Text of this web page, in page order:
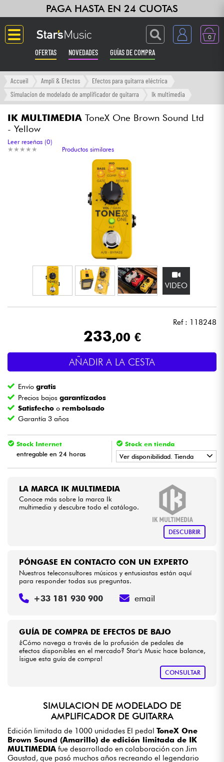
PAGA HASTA EN 24 CUOTAS
0
OFERTAS NOVEDADES GUÍAS DE COMPRA
Langue
Ampli & Efectos
Sintetizadores & samplers
Batería y percusión
Vientos
Violines y cuarteto
Niños
HiFi
Accueil Ampli & Efectos
Efectos para guitarra eléctrica
Simulacion de modelado de amplificador de guitarra
Ik multimedia
IK MULTIMEDIA ToneX One Brown Sound Ltd
- Yellow
★ ★ ★ ★ ★
★ ★ ★ ★ ★
Leer reseñas (0)
Productos similares
VIDEO
Ref : 118248
233,00 €
AÑADIR A LA CESTA
Envíogratis
Precios bajosgarantizados
Satisfecho o rembolsado
Garantía 3 años
Stock Internet
entregable en 24 horas
Stock en tienda
Ver disponibilidad. Tienda
• BRUXELLES
LILLE
LA MARCA IK MULTIMEDIA
Conoce más sobre la marca Ik
multimedia y descubre todo el catálogo.
DESCUBRIR
GUÍA DE COMPRA DE EFECTOS DE BAJO
¿Cómo navega a través de la profusión de pedales de
efectos disponibles en el mercado? Star's Music hace balance,
¡sigue esta guía de compra!
CONSULTAR
PÓNGASE EN CONTACTO CON UN EXPERTO
Nuestros teleconsultores músicos y entusiastas están aquí
para responder todas sus preguntas.
+33 181 930 900 email
SIMULACION DE MODELADO DE
AMPLIFICADOR DE GUITARRA
Edición limitada de 1000 unidades El pedal ToneX One
Brown Sound (Amarillo) de edición limitada de IK
MULTIMEDIA fue desarrollado en colaboración con Jim
Gaustad, que pasó muchos años recreando el legendario